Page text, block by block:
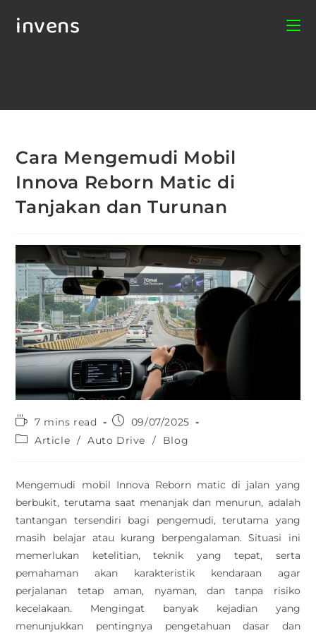
invens
Cara Mengemudi Mobil
Innova Reborn Matic di
Tanjakan dan Turunan
7 mins read
09/07/2025
Article / Auto Drive / Blog
Mengemudi mobil Innova Reborn matic di jalan yang
berbukit, terutama saat menanjak dan menurun, adalah
tantangan tersendiri bagi pengemudi, terutama yang
masih belajar atau kurang berpengalaman. Situasi ini
memerlukan ketelitian, teknik yang tepat, serta
pemahaman akan karakteristik kendaraan agar
perjalanan tetap aman, nyaman, dan tanpa risiko
kecelakaan. Mengingat banyak kejadian yang
menunjukkan pentingnya pengetahuan dasar dan